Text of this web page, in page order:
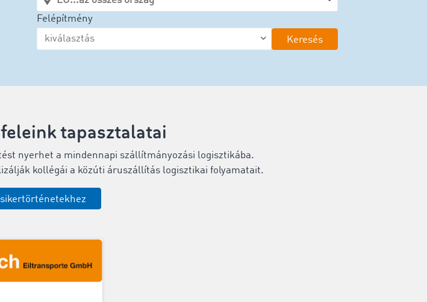
Felépítmény
Keresés
tapasztalatai
nyerhet a mindennapi szállítmányozási logisztikába.
kollégái a közúti áruszállítás logisztikai folyamatait.
sikertörténetekhez